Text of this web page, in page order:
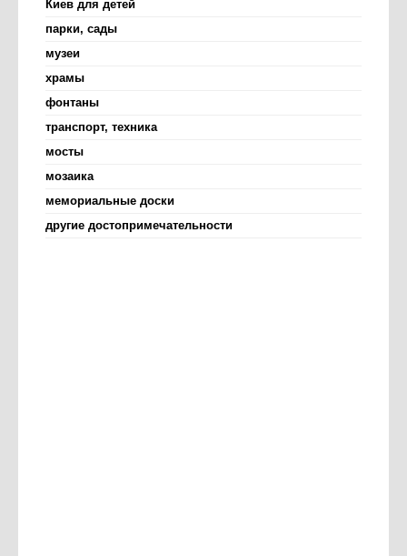
Киев для детей
парки, сады
музеи
храмы
фонтаны
транспорт, техника
мосты
мозаика
мемориальные доски
другие достопримечательности